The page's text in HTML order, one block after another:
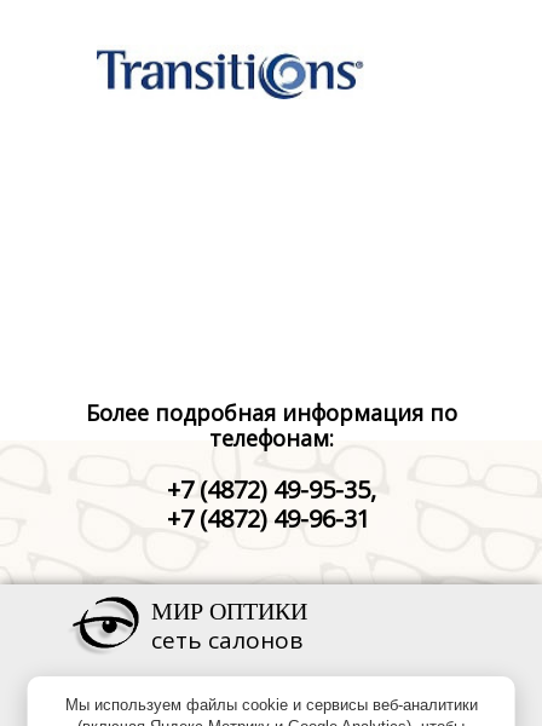
Более подробная информация по
телефонам:
+7 (4872) 49-95-35,
+7 (4872) 49-96-31
МИР ОПТИКИ
сеть салонов
+7 (4872) 49-95-35
Мы используем файлы cookie и сервисы веб-аналитики